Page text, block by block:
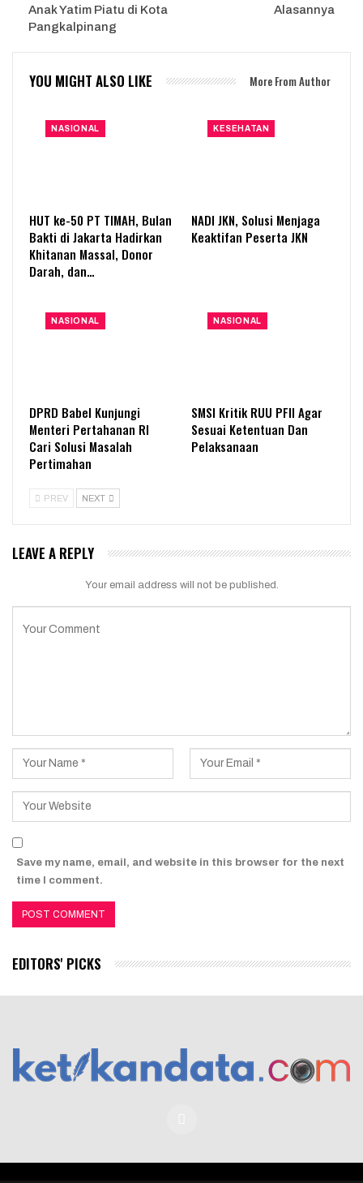
Anak Yatim Piatu di Kota
Pangkalpinang
Alasannya
YOU MIGHT ALSO LIKE More From Author
NASIONAL
HUT ke-50 PT TIMAH, Bulan
Bakti di Jakarta Hadirkan
Khitanan Massal, Donor
Darah, dan…
KESEHATAN
NADI JKN, Solusi Menjaga
Keaktifan Peserta JKN
NASIONAL
DPRD Babel Kunjungi
Menteri Pertahanan RI
Cari Solusi Masalah
Pertimahan
NASIONAL
SMSI Kritik RUU PFII Agar
Sesuai Ketentuan Dan
Pelaksanaan
PREV NEXT
LEAVE A REPLY
Your email address will not be published.
Save my name, email, and website in this browser for the next
time I comment.
EDITORS' PICKS